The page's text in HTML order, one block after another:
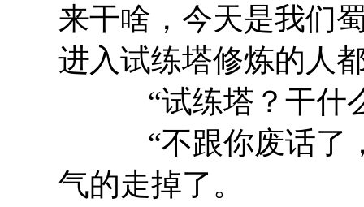
来干啥，今天是我们
进入试练塔修炼的人
“试练塔？干什么
“不跟你废话了，
气的走掉了。